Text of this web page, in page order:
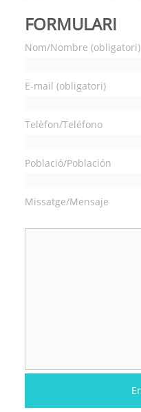
FORMULARI
Nom/Nombre (obligatori)
E-mail (obligatori)
Telèfon/Teléfono
Població/Población
Missatge/Mensaje